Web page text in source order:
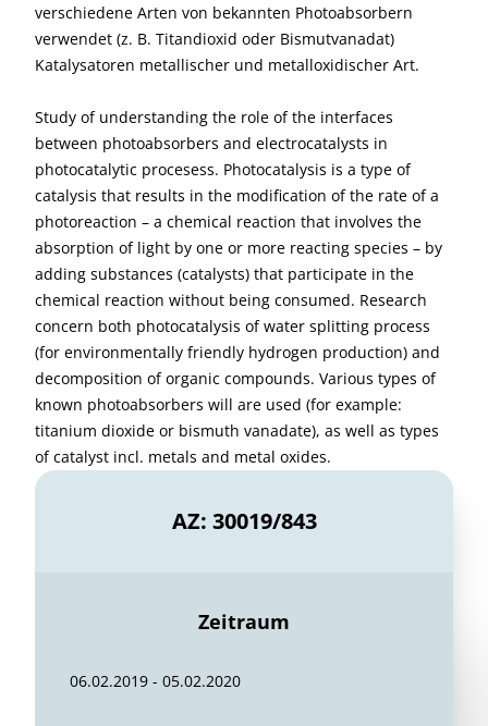
verschiedene Arten von bekannten Photoabsorbern
verwendet (z. B. Titandioxid oder Bismutvanadat)
Katalysatoren metallischer und metalloxidischer Art.
Study of understanding the role of the interfaces
between photoabsorbers and electrocatalysts in
photocatalytic procesess. Photocatalysis is a type of
catalysis that results in the modification of the rate of a
photoreaction – a chemical reaction that involves the
absorption of light by one or more reacting species – by
adding substances (catalysts) that participate in the
chemical reaction without being consumed. Research
concern both photocatalysis of water splitting process
(for environmentally friendly hydrogen production) and
decomposition of organic compounds. Various types of
known photoabsorbers will are used (for example:
titanium dioxide or bismuth vanadate), as well as types
of catalyst incl. metals and metal oxides.
AZ: 30019/843
Zeitraum
06.02.2019 - 05.02.2020